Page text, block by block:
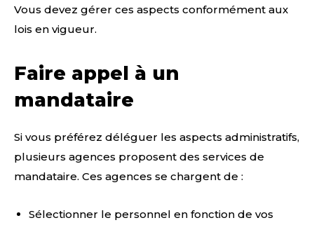
Vous devez gérer ces aspects conformément aux
lois en vigueur.
Faire appel à un
mandataire
Si vous préférez déléguer les aspects administratifs,
plusieurs agences proposent des services de
mandataire. Ces agences se chargent de :
Sélectionner le personnel en fonction de vos